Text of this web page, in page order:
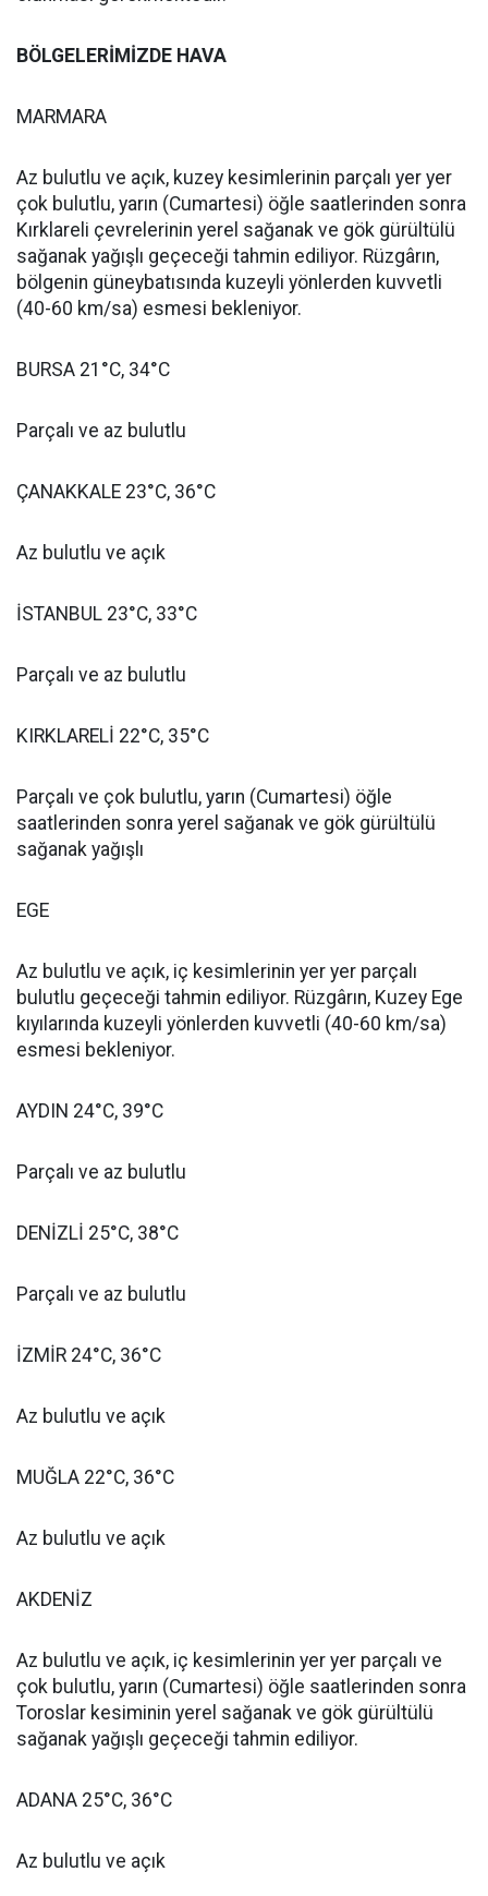
BÖLGELERİMİZDE HAVA
MARMARA
Az bulutlu ve açık, kuzey kesimlerinin parçalı yer yer
çok bulutlu, yarın (Cumartesi) öğle saatlerinden sonra
Kırklareli çevrelerinin yerel sağanak ve gök gürültülü
sağanak yağışlı geçeceği tahmin ediliyor. Rüzgârın,
bölgenin güneybatısında kuzeyli yönlerden kuvvetli
(40-60 km/sa) esmesi bekleniyor.
BURSA 21°C, 34°C
Parçalı ve az bulutlu
ÇANAKKALE 23°C, 36°C
Az bulutlu ve açık
İSTANBUL 23°C, 33°C
Parçalı ve az bulutlu
KIRKLARELİ 22°C, 35°C
Parçalı ve çok bulutlu, yarın (Cumartesi) öğle
saatlerinden sonra yerel sağanak ve gök gürültülü
sağanak yağışlı
EGE
Az bulutlu ve açık, iç kesimlerinin yer yer parçalı
bulutlu geçeceği tahmin ediliyor. Rüzgârın, Kuzey Ege
kıyılarında kuzeyli yönlerden kuvvetli (40-60 km/sa)
esmesi bekleniyor.
AYDIN 24°C, 39°C
Parçalı ve az bulutlu
DENİZLİ 25°C, 38°C
Parçalı ve az bulutlu
İZMİR 24°C, 36°C
Az bulutlu ve açık
MUĞLA 22°C, 36°C
Az bulutlu ve açık
AKDENİZ
Az bulutlu ve açık, iç kesimlerinin yer yer parçalı ve
çok bulutlu, yarın (Cumartesi) öğle saatlerinden sonra
Toroslar kesiminin yerel sağanak ve gök gürültülü
sağanak yağışlı geçeceği tahmin ediliyor.
ADANA 25°C, 36°C
Az bulutlu ve açık